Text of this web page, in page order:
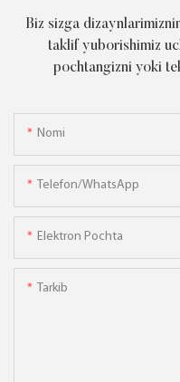
Biz sizga
taklif yuborishimiz
pochtangizni yoki
Nomi
Telefon/WhatsApp
Elektron Pochta
Tarkib